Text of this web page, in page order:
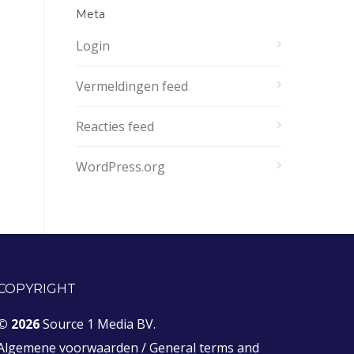
Meta
Login
Vermeldingen feed
Reacties feed
WordPress.org
2026Source 1 Media BV.
voorwaarden /General terms and